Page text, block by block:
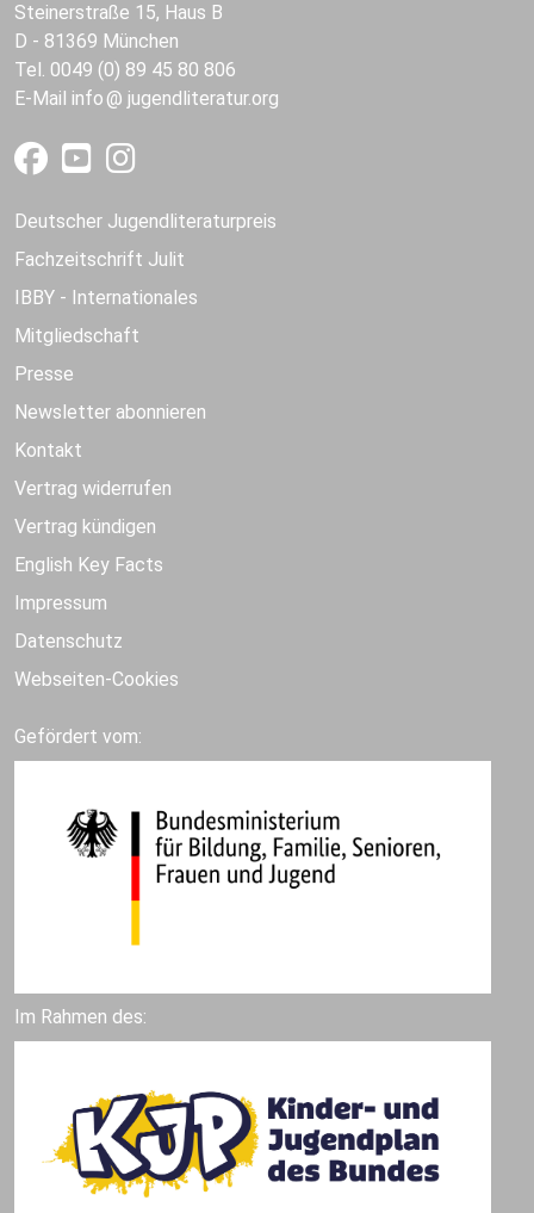
Steinerstraße 15, Haus B
D - 81369 München
Tel. 0049 (0) 89 45 80 806
E-Mail info jugendliteratur.org
Deutscher Jugendliteraturpreis
Fachzeitschrift Julit
IBBY - Internationales
Mitgliedschaft
Presse
Newsletter abonnieren
Kontakt
Vertrag widerrufen
Vertrag kündigen
English Key Facts
Impressum
Datenschutz
Webseiten-Cookies
Gefördert vom:
Im Rahmen des: